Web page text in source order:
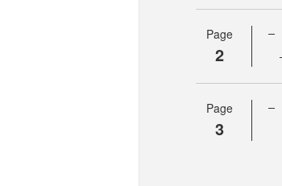
Page
2
Page
3